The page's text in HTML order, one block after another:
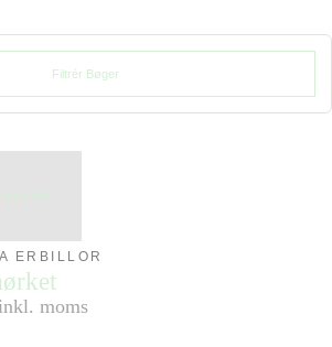
Filtrér Bøger
ERBILLOR
inkl. moms